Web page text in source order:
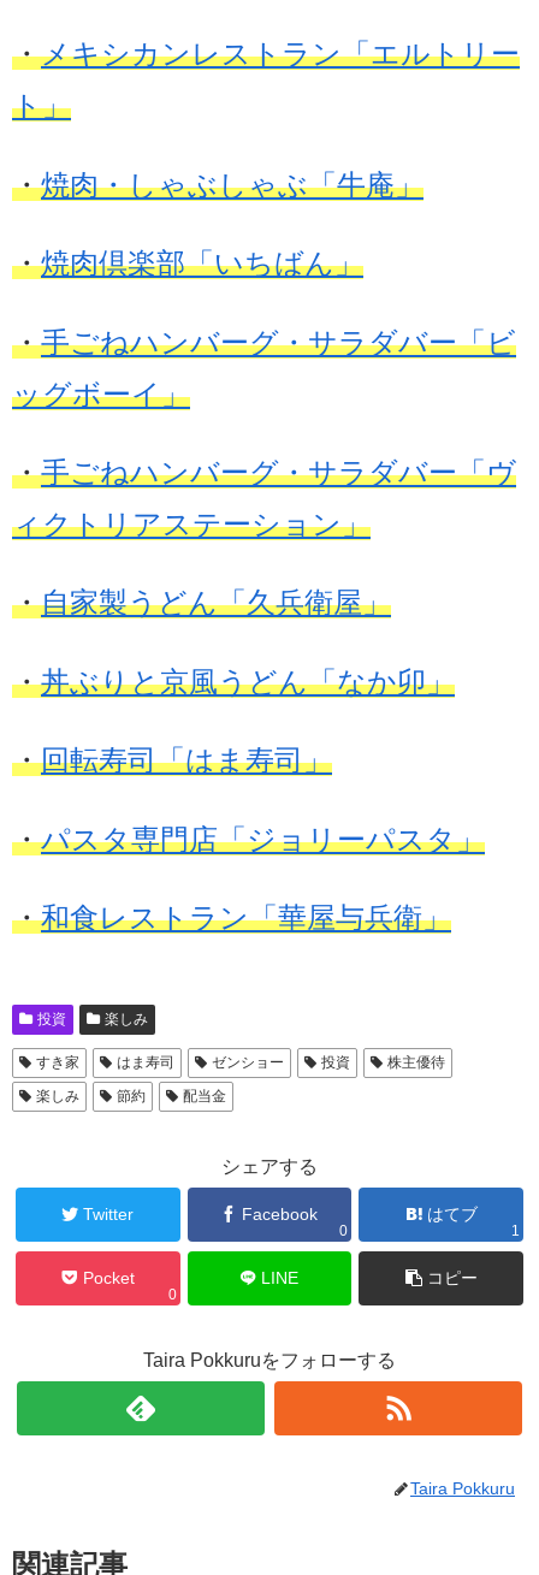
・メキシカンレストラン「エルトリー
ト」
・焼肉・しゃぶしゃぶ「牛庵」
・焼肉倶楽部「いちばん」
・手ごねハンバーグ・サラダバー「ビ
ッグボーイ」
・手ごねハンバーグ・サラダバー「ヴ
ィクトリアステーション」
・自家製うどん「久兵衛屋」
・丼ぶりと京風うどん「なか卯」
・回転寿司「はま寿司」
・パスタ専門店「ジョリーパスタ」
・和食レストラン「華屋与兵衛」
投資 楽しみ
すき家 はま寿司 ゼンショー 投資
株主優待
楽しみ
節約 配当金
シェアする
Twitter Facebook
0
はてブ
1
Pocket
0
LINE コピー
Taira Pokkuruをフォローする
Taira Pokkuru
関連記事